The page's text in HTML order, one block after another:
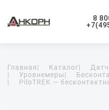
8
Главная| Каталог|
|
Уровнемеры|
|
PiloTREK —